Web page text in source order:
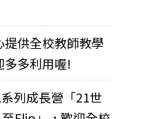
提供全校教師教學
多多利用喔!
列成長營「21世